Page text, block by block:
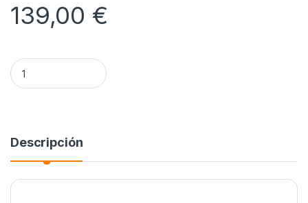
139,00 €
Tablet TCL NXTPAPER 11 (4/128GB) quantity
Descripción